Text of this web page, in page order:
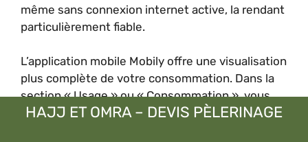
même sans connexion internet active, la rendant
particulièrement fiable.
L’application mobile Mobily offre une visualisation
plus complète de votre consommation. Dans la
section « Usage » ou « Consommation », vous
trouverez des graphiques illustrant votre
HAJJ ET OMRA – DEVIS PÈLERINAGE